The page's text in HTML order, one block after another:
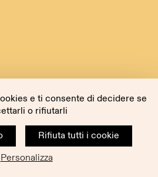
e ti consente di decidere se
o rifiutarli
Rifiuta tutti i cookie
Personalizza